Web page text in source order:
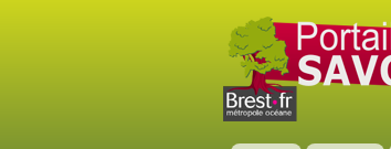
Portail
des
savoirs